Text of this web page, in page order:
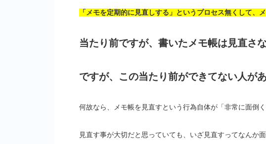
「メモを定期的に見直しする」というプロセス無くして、
当たり前ですが、書いたメモ帳は見直さ
ですが、この当たり前ができてない人が
何故なら、メモ帳を見直すという行為自体が「非常に面倒く
見直す事が大切だと思っていても、いざ見直すってなんか